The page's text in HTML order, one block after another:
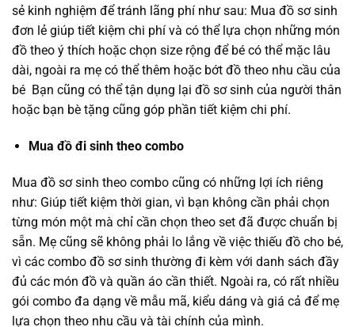
sẻ kinh nghiệm để tránh lãng phí như sau: Mua đồ sơ sinh
đơn lẻ giúp tiết kiệm chi phí và có thể lựa chọn những món
đồ theo ý thích hoặc chọn size rộng để bé có thể mặc lâu
dài, ngoài ra mẹ có thể thêm hoặc bớt đồ theo nhu cầu của
bé Bạn cũng có thể tận dụng lại đồ sơ sinh của người thân
hoặc bạn bè tặng cũng góp phần tiết kiệm chi phí.
Mua đồ đi sinh theo combo
Mua đồ sơ sinh theo combo cũng có những lợi ích riêng
như: Giúp tiết kiệm thời gian, vì bạn không cần phải chọn
từng món một mà chỉ cần chọn theo set đã được chuẩn bị
sẵn. Mẹ cũng sẽ không phải lo lắng về việc thiếu đồ cho bé,
vì các combo đồ sơ sinh thường đi kèm với danh sách đầy
đủ các món đồ và quần áo cần thiết. Ngoài ra, có rất nhiều
gói combo đa dạng về mẫu mã, kiểu dáng và giá cả để mẹ
lựa chọn theo nhu cầu và tài chính của mình.